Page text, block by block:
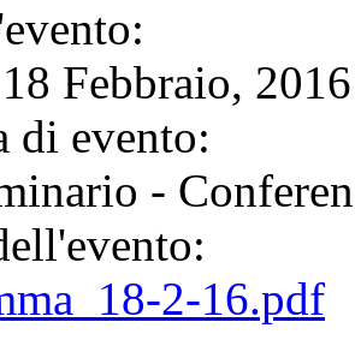
Febbraio,
di evento:
-
2-16.pdf